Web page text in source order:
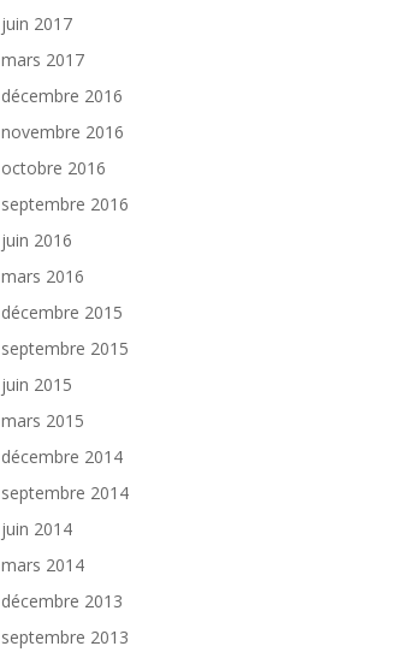
juin 2017
mars 2017
décembre 2016
novembre 2016
octobre 2016
septembre 2016
juin 2016
mars 2016
décembre 2015
septembre 2015
juin 2015
mars 2015
décembre 2014
septembre 2014
juin 2014
mars 2014
décembre 2013
septembre 2013